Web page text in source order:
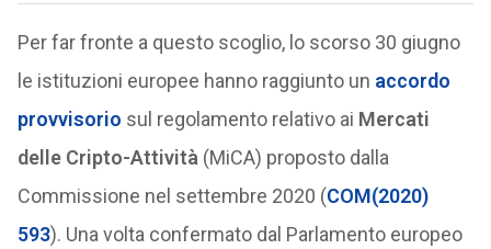
Per far fronte a questo scoglio, lo scorso 30 giugno
le istituzioni europee hanno raggiunto un accordo
provvisorio sul regolamento relativo ai Mercati
delle Cripto-Attività (MiCA) proposto dalla
Commissione nel settembre 2020 (COM(2020)
593). Una volta confermato dal Parlamento europeo